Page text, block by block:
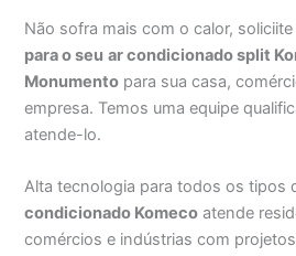
Não sofra mais com o calor, soliciite
para o seu ar condicionado split
Monumento para sua casa,
empresa. Temos uma equipe
atende-lo.
Alta tecnologia para todos os tipos
condicionado Komeco atende
comércios e indústrias com